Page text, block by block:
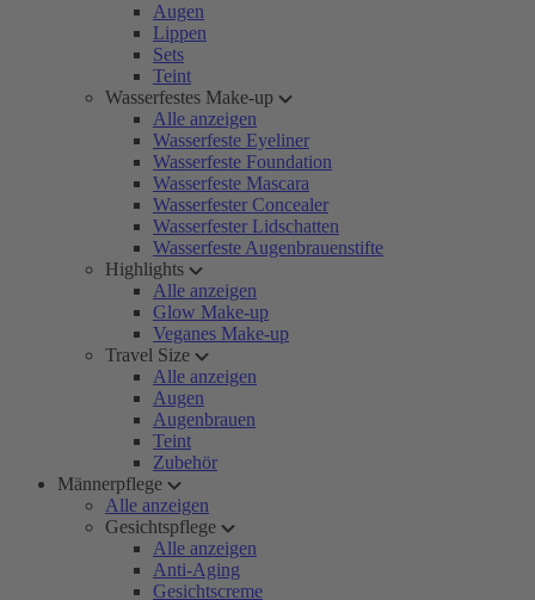
Augen
Lippen
Sets
Teint
Wasserfestes Make-up
Alle anzeigen
Wasserfeste Eyeliner
Wasserfeste Foundation
Wasserfeste Mascara
Wasserfester Concealer
Wasserfester Lidschatten
Wasserfeste Augenbrauenstifte
Highlights
Alle anzeigen
Glow Make-up
Veganes Make-up
Travel Size
Alle anzeigen
Augen
Augenbrauen
Teint
Zubehör
Männerpflege
Alle anzeigen
Gesichtspflege
Alle anzeigen
Anti-Aging
Gesichtscreme